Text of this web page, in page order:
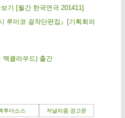
기 [월간 한국연극 201411]
루미코 걸작단편집』[기획회의
맥클라우드) 출간
투더소스 저널리즘 경고문